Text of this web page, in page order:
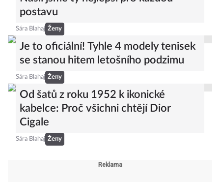
postavu
Sára Blahaj Ženy
Je to oficiální! Tyhle 4 modely tenisek
se stanou hitem letošního podzimu
Sára Blahaj Ženy
Od šatů z roku 1952 k ikonické
kabelce: Proč všichni chtějí Dior
Cigale
Sára Blahaj Ženy